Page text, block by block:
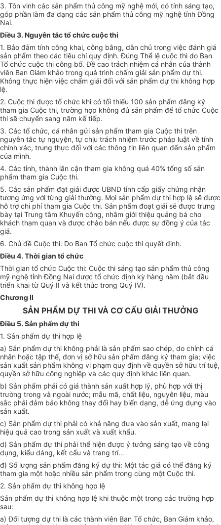
3. Tôn vinh các sản phẩm thủ công mỹ nghệ mới, có tính sáng tạo,
góp phần làm đa dạng các sản phẩm thủ công mỹ nghệ tỉnhĐồng
Nai.
Điều 3. Nguyên tắc tổ chức cuộc thi
1. Bảo đảm tính công khai, công bằng, dân chủ trong việc đánh giá
sản phẩm theo các tiêu chí quy định. Đúng Thể lệ cuộc thi do Ban
Tổ chức cuộc thi công bố. Đề cao trách nhiệm cá nhân của thành
viên Ban Giám khảo trong quá trình chấm giải sản phẩm dự thi.
Không thực hiện việc chấm giải đối với sản phẩm dự thi không hợp
lệ.
2. Cuộc thi được tổ chức khi có tối thiểu 100 sản phẩm đăng ký
tham gia Cuộc thi, trường hợp không đủ sản phẩm để tổ chức Cuộc
thi sẽ chuyển sang năm kế tiếp.
3. Các tổ chức, cá nhân gửi sản phẩm tham gia Cuộc thi trên
nguyên tắc tự nguyện, tự chịu trách nhiệm trước pháp luật về tính
chính xác, trung thực đối với các thông tin liên quan đến sản phẩm
của mình.
4. Các tỉnh, thành lân cận tham gia không quá 40% tổng số sản
phẩm tham gia Cuộc thi.
5. Các sản phẩm đạt giải được UBND tỉnh cấp giấy chứng nhận
tương ứng với từng giải thưởng. Mọi sản phẩm dự thi hợp lệ sẽ được
hỗ trợ chi phí tham gia Cuộc thi. Sản phẩm đoạt giải sẽ được trưng
bày tại Trung tâm Khuyến công, nhằm giới thiệu quảng bá cho
khách tham quan và được chào bán nếu được sự đồng ý của tác
giả.
6. Chủ đề Cuộc thi: Do Ban Tổ chức cuộc thi quyết định.
Điều 4. Thời gian tổ chức
Thời gian tổ chức Cuộc thi: Cuộc thi sáng tạo sản phẩm thủ công
mỹ nghệ tỉnh Đồng Nai được tổ chức định kỳ hàng năm (bắt đầu
triển khai từ Quý II và kết thúc trong Quý IV).
Chương II
SẢN PHẨM DỰ THI VÀ CƠ CẤU GIẢI THƯỞNG
Điều 5. Sản phẩm dự thi
1. Sản phẩm dự thi hợp lệ
a) Sản phẩm dự thi không phải là sản phẩm sao chép, do chính cá
nhân hoặc tập thể, đơn vị sở hữu sản phẩm đăng ký tham gia; việc
sản xuất sản phẩm không vi phạm quy định về quyền sở hữu trí tuệ,
quyền sở hữu công nghiệp và các quy định khác liên quan.
b) Sản phẩm phải có giá thành sản xuất hợp lý, phù hợp với thị
trường trong và ngoài nước; mẫu mã, chất liệu, nguyên liệu, màu
sắc phải đảm bảo không thay đổi hay biến dạng, dễ ứng dụng vào
sản xuất.
c) Sản phẩm dự thi phải có khả năng đưa vào sản xuất, mang lại
hiệu quả cao trong sản xuất và xuất khẩu.
d) Sản phẩm dự thi phải thể hiện được ý tưởng sáng tạo về công
dụng, kiểu dáng, kết cấu và trang trí…
đ) Số lượng sản phẩm đăng ký dự thi: Một tác giả có thể đăng ký
tham gia một hoặc nhiều sản phẩm trong cùng một Cuộc thi.
2. Sản phẩm dự thi không hợp lệ
Sản phẩm dự thi không hợp lệ khi thuộc một trong các trường hợp
sau:
a)Đối tượng dự thi là các thành viên Ban Tổ chức, Ban Giám khảo,